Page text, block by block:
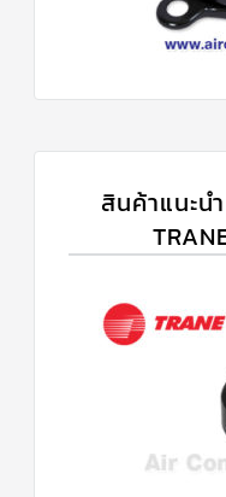
สินค้าแนะน